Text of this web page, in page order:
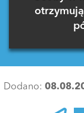
Dodano: